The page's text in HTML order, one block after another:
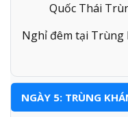
Quốc Thái
Nghỉ đêm tại Trùng
NGÀY 5: TRÙNG